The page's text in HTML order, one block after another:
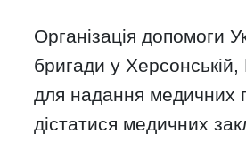
Організація допомоги
бригади у Херсонській,
для надання медичних
дістатися медичних